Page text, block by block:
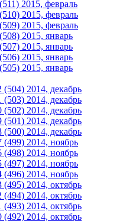
2015, февраль
2015, февраль
2015, февраль
2015, январь
2015, январь
2015, январь
2015, январь
2014, декабрь
2014, декабрь
2014, декабрь
2014, декабрь
2014, декабрь
2014, ноябрь
2014, ноябрь
2014, ноябрь
2014, ноябрь
2014, октябрь
2014, октябрь
2014, октябрь
2014, октябрь